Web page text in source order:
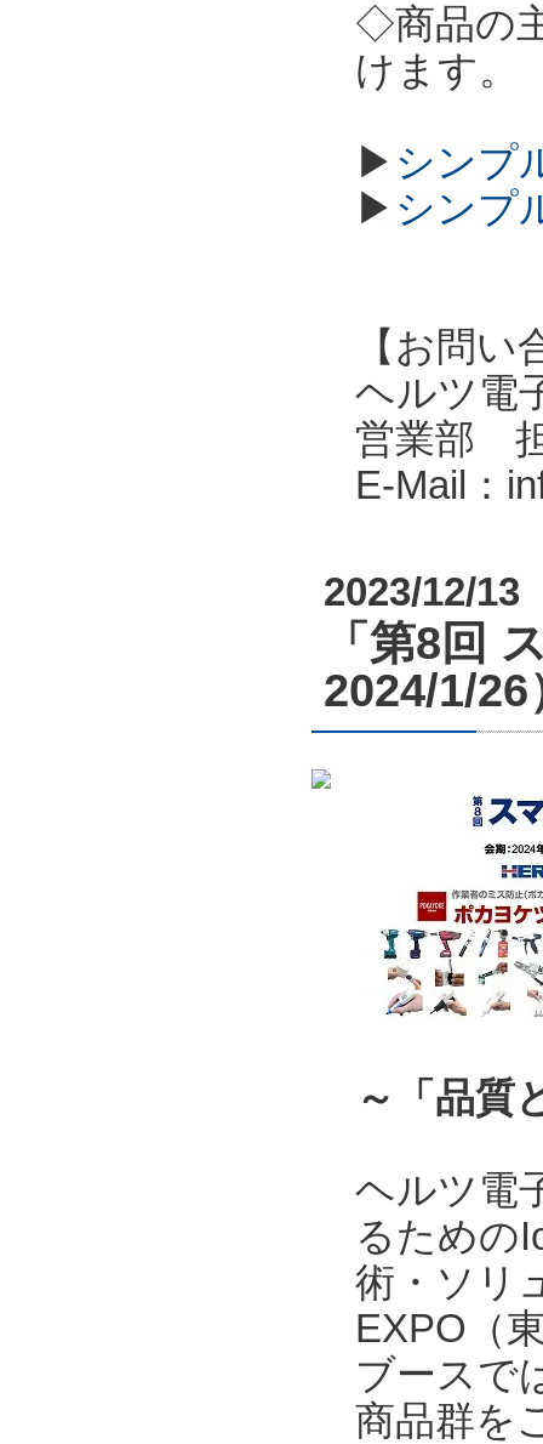
◇商品の
けます。
▶ シンプ
▶ シンプ
【お問い
ヘルツ電
営業部
E-Mail：
2023/12/13
「第8回
2024/1/
～「品質
ヘルツ電
るための
術・ソリ
EXPO（
ブースで
商品群を